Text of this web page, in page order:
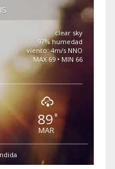
clear sky
97% humedad
viento: 4m/s NNO
MAX 69 • MIN 66
89°
MAR